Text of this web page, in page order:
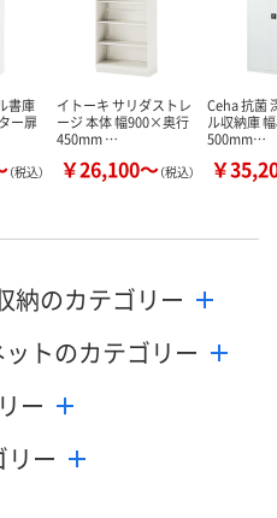
書庫
ー扉
（税込）
イトーキ サリダストレ
ージ 本体 幅900×奥行
450mm …
￥26,100～（税込）
Ceha 抗菌
ル収納庫
500mm…
￥
納のカテゴリー
トのカテゴリー
ー
リー